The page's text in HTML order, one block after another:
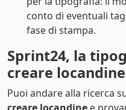
conto di eventuali
fase di stampa.
Sprint24, la
creare
Puoi andare alla ricerca